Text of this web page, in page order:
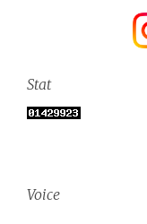
Stat
Voice